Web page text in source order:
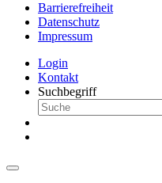
Barrierefreiheit
Datenschutz
Impressum
Login
Kontakt
Suchbegriff